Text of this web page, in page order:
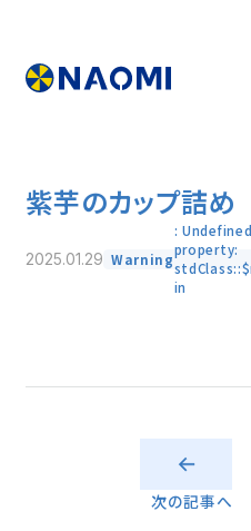
紫芋のカップ詰め
2025.01.29 Warning
: Undefined
property:
in
次の記事へ